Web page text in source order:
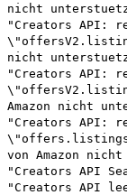
nicht
"Creators API:
nicht
"Creators API:
Amazon nicht
"Creators API:
von Amazon
"Creators API
"Creators API